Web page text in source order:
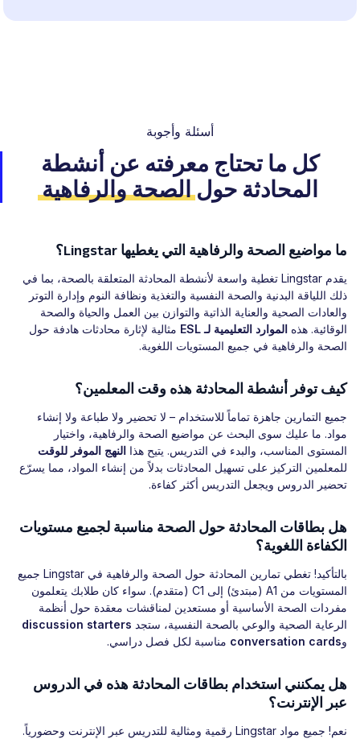
أسئلة وأجوبة
كل ما تحتاج معرفته عن أنشطة
المحادثة حولالصحة والرفاهية
ما مواضيع الصحة والرفاهية التي يغطيها Lingstar؟
يقدم Lingstar تغطية واسعة لأنشطة المحادثة المتعلقة بالصحة، بما في
ذلك اللياقة البدنية والصحة النفسية والتغذية ونظافة النوم وإدارة التوتر
والعادات الصحية والعناية الذاتية والتوازن بين العمل والحياة والصحة
الوقائية. هذه الموارد التعليمية لـ ESL
مثالية لإثارة محادثات هادفة حول
الصحة والرفاهية في جميع المستويات اللغوية.
كيف توفر أنشطة المحادثة هذه وقت المعلمين؟
جميع التمارين جاهزة تماماً للاستخدام – لا تحضير ولا طباعة ولا إنشاء
مواد. ما عليك سوى البحث عن مواضيع الصحة والرفاهية، واختيار
المستوى المناسب، والبدء في التدريس. يتيح هذا النهج الموفر للوقت
للمعلمين التركيز على تسهيل المحادثات بدلاً من إنشاء المواد، مما يسرّع
تحضير الدروس ويجعل التدريس أكثر كفاءة.
هل بطاقات المحادثة حول الصحة مناسبة لجميع مستويات
الكفاءة اللغوية؟
بالتأكيد! تغطي تمارين المحادثة حول الصحة والرفاهية في Lingstar جميع
المستويات من A1 (مبتدئ) إلى C1 (متقدم). سواء كان طلابك يتعلمون
مفردات الصحة الأساسية أو مستعدين لمناقشات معقدة حول أنظمة
الرعاية الصحية والوعي بالصحة النفسية، ستجد discussion starters
وconversation cards مناسبة لكل فصل دراسي.
هل يمكنني استخدام بطاقات المحادثة هذه في الدروس
عبر الإنترنت؟
نعم! جميع مواد Lingstar رقمية ومثالية للتدريس عبر الإنترنت وحضورياً.